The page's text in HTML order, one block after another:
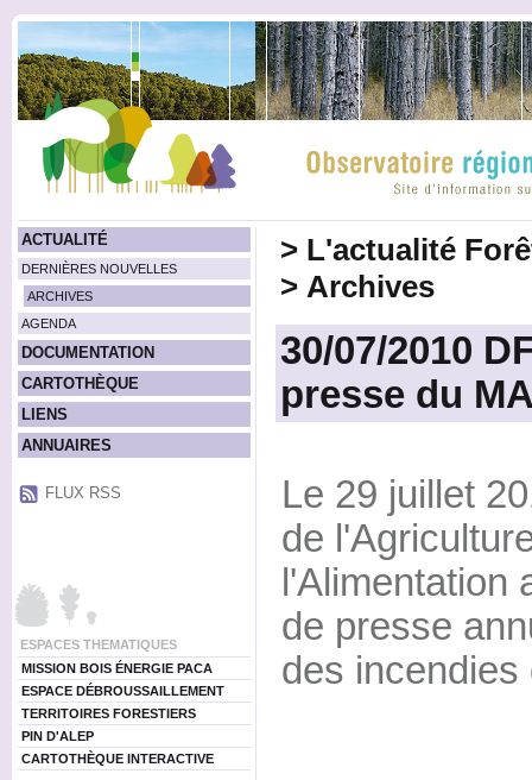
ACTUALITÉ
DERNIÈRES NOUVELLES
ARCHIVES
AGENDA
DOCUMENTATION
CARTOTHÈQUE
LIENS
ANNUAIRES
FLUX RSS
ESPACES THEMATIQUES
MISSION BOIS ÉNERGIE PACA
ESPACE DÉBROUSSAILLEMENT
TERRITOIRES FORESTIERS
PIN D'ALEP
CARTOTHÈQUE INTERACTIVE
> L'actualité
> Archives
30/07/2010
presse du
Le 29 juillet
de
l'Alimentation
de presse
des incendies